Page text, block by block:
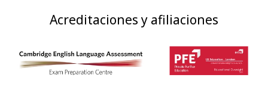
Acreditaciones y afiliaciones